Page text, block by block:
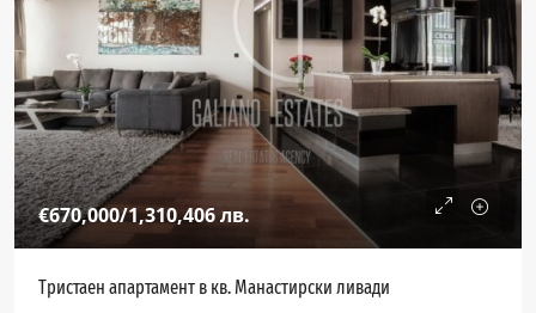
€670,000/1,310,406 лв.
Тристаен апартамент в кв. Манастирски ливади